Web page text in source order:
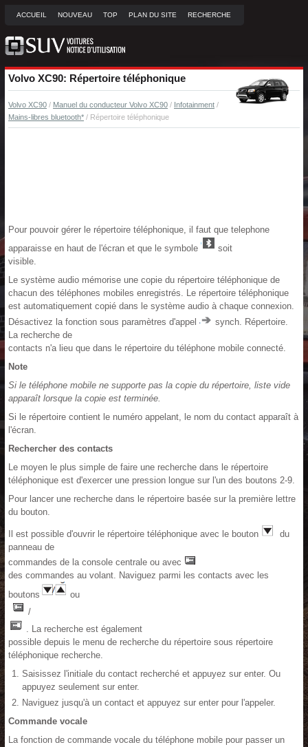
ACCUEIL NOUVEAU TOP PLAN DU SITE RECHERCHE
Volvo XC90: Répertoire téléphonique
Volvo XC90 / Manuel du conducteur Volvo XC90 / Infotainment /
Mains-libres bluetooth* / Répertoire téléphonique
Pour pouvoir gérer le répertoire téléphonique, il faut que telephone
apparaisse en haut de l'écran et que le symbole
soit
visible.
Le système audio mémorise une copie du répertoire téléphonique de
chacun des téléphones mobiles enregistrés. Le répertoire téléphonique
est automatiquement copié dans le système audio à chaque connexion.
Désactivez la fonction sous paramètres d'appel
synch. Répertoire.
La recherche de
contacts n'a lieu que dans le répertoire du téléphone mobile connecté.
Note
Si le téléphone mobile ne supporte pas la copie du répertoire, liste vide
apparaît lorsque la copie est terminée.
Si le répertoire contient le numéro appelant, le nom du contact apparaît à
l'écran.
Rechercher des contacts
Le moyen le plus simple de faire une recherche dans le répertoire
téléphonique est d'exercer une pression longue sur l'un des boutons 2-9.
Pour lancer une recherche dans le répertoire basée sur la première lettre
du bouton.
Il est possible d'ouvrir le répertoire téléphonique avec le bouton
du
panneau de
commandes de la console centrale ou avec
des commandes au volant. Naviguez parmi les contacts avec les
boutons
ou
/
. La recherche est également
possible depuis le menu de recherche du répertoire sous répertoire
téléphonique recherche.
Saisissez l'initiale du contact recherché et appuyez sur enter. Ou
appuyez seulement sur enter.
Naviguez jusqu'à un contact et appuyez sur enter pour l'appeler.
Commande vocale
La fonction de commande vocale du téléphone mobile pour passer un